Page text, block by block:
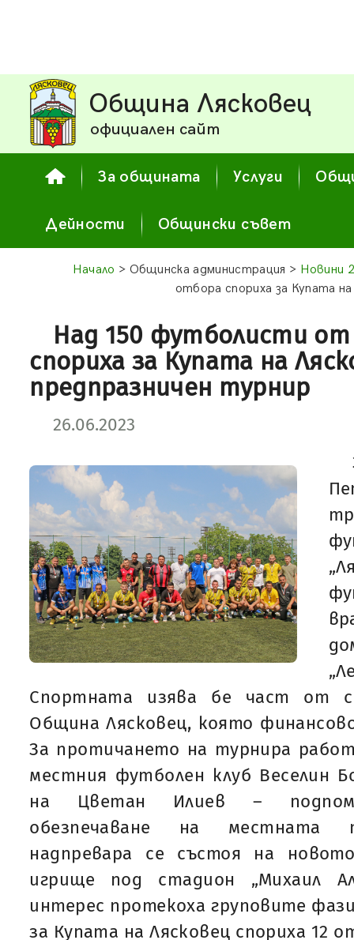
Община Лясковец
официален сайт
За общината Услуги
Дейности Общински съвет
Начало > Общинска администрация > Новини
отбора спориха за Купата
Над 150 футболисти
спориха за Купата на
предпразничен турнир
26.06.2023
Спортната изява бе част от
Община Лясковец, която
За протичането на турнира
местния футболен клуб Веселин
на Цветан Илиев –
обезпечаване на местната
надпревара се състоя на
игрище под стадион „Михаил
интерес протекоха груповите
за Купата на Лясковец спориха 12